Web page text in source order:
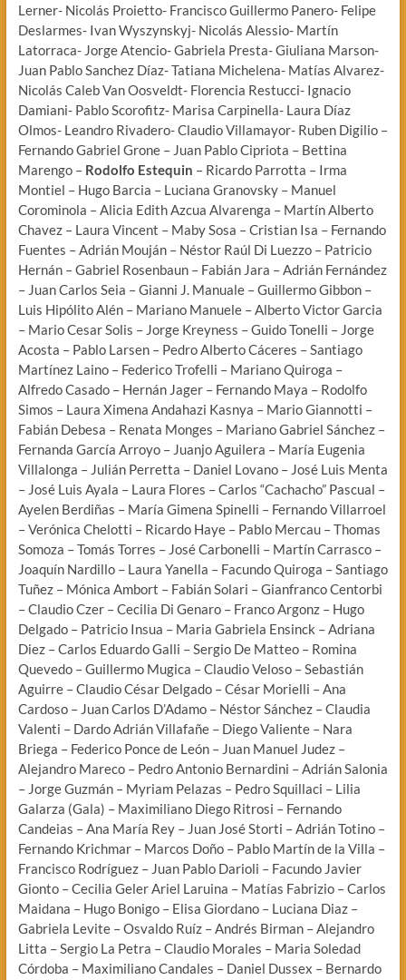
Lerner- Nicolás Proietto- Francisco Guillermo Panero- Felipe
Deslarmes- Ivan Wyszynskyj- Nicolás Alessio- Martín
Latorraca- Jorge Atencio- Gabriela Presta- Giuliana Marson-
Juan Pablo Sanchez Díaz- Tatiana Michelena- Matías Alvarez-
Nicolás Caleb Van Oosveldt- Florencia Restucci- Ignacio
Damiani- Pablo Scorofitz- Marisa Carpinella- Laura Díaz
Olmos- Leandro Rivadero- Claudio Villamayor- Ruben Digilio –
Fernando Gabriel Grone – Juan Pablo Cipriota – Bettina
Marengo – Rodolfo Estequin – Ricardo Parrotta – Irma
Montiel – Hugo Barcia – Luciana Granovsky – Manuel
Corominola – Alicia Edith Azcua Alvarenga – Martín Alberto
Chavez – Laura Vincent – Maby Sosa – Cristian Isa – Fernando
Fuentes – Adrián Mouján – Néstor Raúl Di Luezzo – Patricio
Hernán – Gabriel Rosenbaun – Fabián Jara – Adrián Fernández
– Juan Carlos Seia – Gianni J. Manuale – Guillermo Gibbon –
Luis Hipólito Alén – Mariano Manuele – Alberto Victor Garcia
– Mario Cesar Solis – Jorge Kreyness – Guido Tonelli – Jorge
Acosta – Pablo Larsen – Pedro Alberto Cáceres – Santiago
Martínez Laino – Federico Trofelli – Mariano Quiroga –
Alfredo Casado – Hernán Jager – Fernando Maya – Rodolfo
Simos – Laura Ximena Andahazi Kasnya – Mario Giannotti –
Fabián Debesa – Renata Monges – Mariano Gabriel Sánchez –
Fernanda García Arroyo – Juanjo Aguilera – María Eugenia
Villalonga – Julián Perretta – Daniel Lovano – José Luis Menta
– José Luis Ayala – Laura Flores – Carlos “Cachacho” Pascual –
Ayelen Berdiñas – María Gimena Spinelli – Fernando Villarroel
– Verónica Chelotti – Ricardo Haye – Pablo Mercau – Thomas
Somoza – Tomás Torres – José Carbonelli – Martín Carrasco –
Joaquín Nardillo – Laura Yanella – Facundo Quiroga – Santiago
Tuñez – Mónica Ambort – Fabián Solari – Gianfranco Centorbi
– Claudio Czer – Cecilia Di Genaro – Franco Argonz – Hugo
Delgado – Patricio Insua – Maria Gabriela Ensinck – Adriana
Diez – Carlos Eduardo Galli – Sergio De Matteo – Romina
Quevedo – Guillermo Mugica – Claudio Veloso – Sebastián
Aguirre – Claudio César Delgado – César Morielli – Ana
Cardoso – Juan Carlos D’Adamo – Néstor Sánchez – Claudia
Valenti – Dardo Adrián Villafañe – Diego Valiente – Nara
Briega – Federico Ponce de León – Juan Manuel Judez –
Alejandro Mareco – Pedro Antonio Bernardini – Adrián Salonia
– Jorge Guzmán – Myriam Pelazas – Pedro Squillaci – Lilia
Galarza (Gala) – Maximiliano Diego Ritrosi – Fernando
Candeias – Ana María Rey – Juan José Storti – Adrián Totino –
Fernando Krichmar – Marcos Doño – Pablo Martín de la Villa –
Francisco Rodríguez – Juan Pablo Darioli – Facundo Javier
Gionto – Cecilia Geler Ariel Laruina – Matías Fabrizio – Carlos
Maidana – Hugo Bonigo – Elisa Giordano – Luciana Diaz –
Gabriela Levite – Osvaldo Ruíz – Andrés Birman – Alejandro
Litta – Sergio La Petra – Claudio Morales – Maria Soledad
Córdoba – Maximiliano Candales – Daniel Dussex – Bernardo